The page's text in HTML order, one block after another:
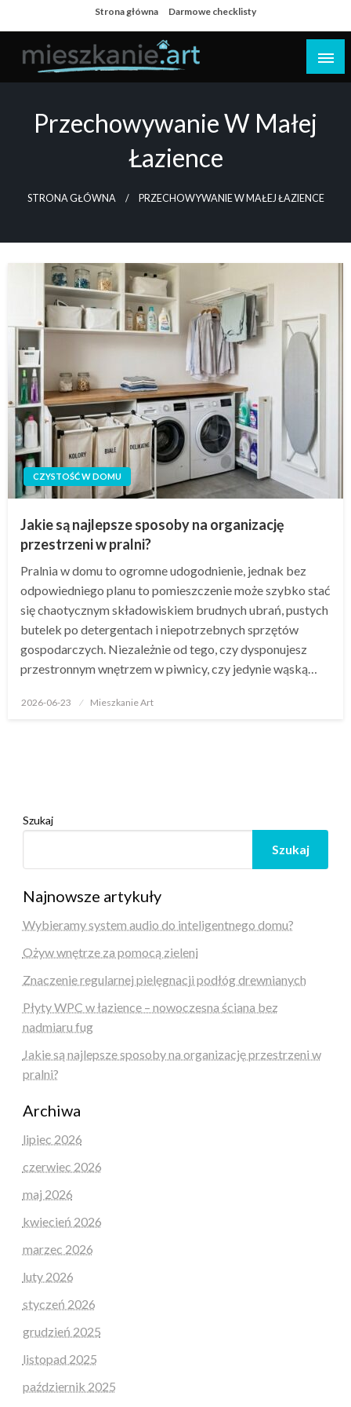
to
content
Strona główna Darmowe checklisty
Przechowywanie W Małej
Łazience
STRONA GŁÓWNA PRZECHOWYWANIE W MAŁEJ ŁAZIENCE
CZYSTOŚĆ W DOMU
Jakie są najlepsze sposoby na organizację
przestrzeni w pralni?
Pralnia w domu to ogromne udogodnienie, jednak bez
odpowiedniego planu to pomieszczenie może szybko stać
się chaotycznym składowiskiem brudnych ubrań, pustych
butelek po detergentach i niepotrzebnych sprzętów
gospodarczych. Niezależnie od tego, czy dysponujesz
przestronnym wnętrzem w piwnicy, czy jedynie wąską…
Opublikowane
2026-06-23 Mieszkanie Art
Szukaj
Szukaj
Najnowsze artykuły
Wybieramy system audio do inteligentnego domu?
Ożyw wnętrze za pomocą zieleni
Znaczenie regularnej pielęgnacji podłóg drewnianych
Płyty WPC w łazience – nowoczesna ściana bez
nadmiaru fug
Jakie są najlepsze sposoby na organizację przestrzeni w
pralni?
Archiwa
lipiec 2026
czerwiec 2026
maj 2026
kwiecień 2026
marzec 2026
luty 2026
styczeń 2026
grudzień 2025
listopad 2025
październik 2025